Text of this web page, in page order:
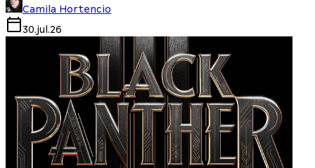
Camila Hortencio
30.jul.26